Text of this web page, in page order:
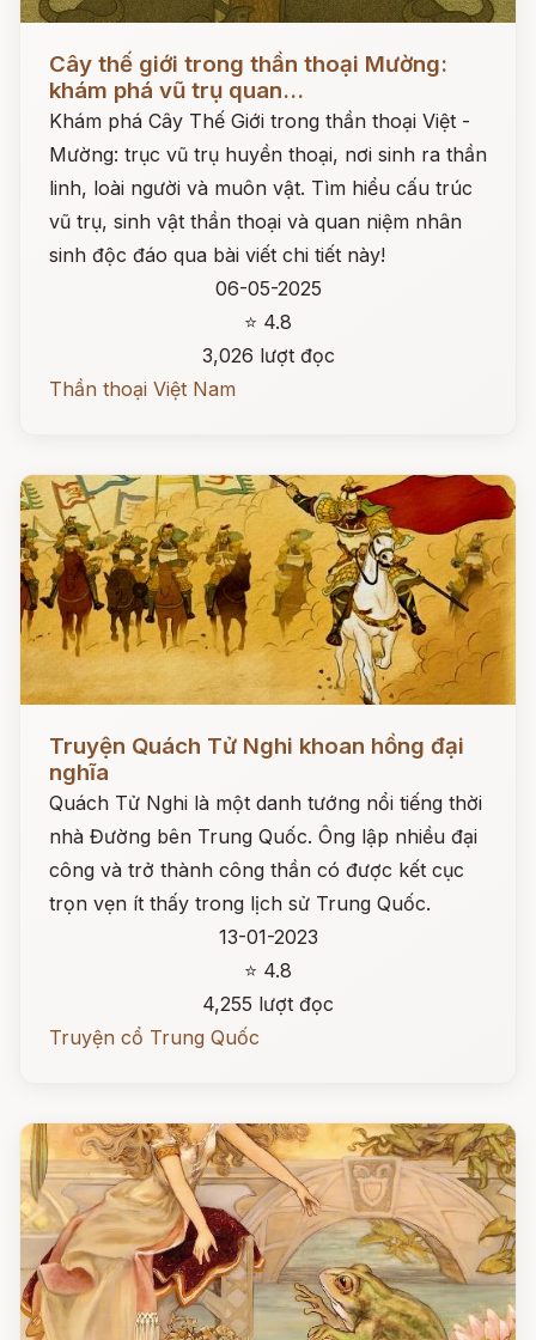
Cây thế giới trong thần thoại Mường:
khám phá vũ trụ quan...
Khám phá Cây Thế Giới trong thần thoại Việt -
Mường: trục vũ trụ huyền thoại, nơi sinh ra thần
linh, loài người và muôn vật. Tìm hiểu cấu trúc
vũ trụ, sinh vật thần thoại và quan niệm nhân
sinh độc đáo qua bài viết chi tiết này!
06-05-2025
⭐ 4.8
3,026 lượt đọc
Thần thoại Việt Nam
Truyện Quách Tử Nghi khoan hồng đại
nghĩa
Quách Tử Nghi là một danh tướng nổi tiếng thời
nhà Đường bên Trung Quốc. Ông lập nhiều đại
công và trở thành công thần có được kết cục
trọn vẹn ít thấy trong lịch sử Trung Quốc.
13-01-2023
⭐ 4.8
4,255 lượt đọc
Truyện cổ Trung Quốc